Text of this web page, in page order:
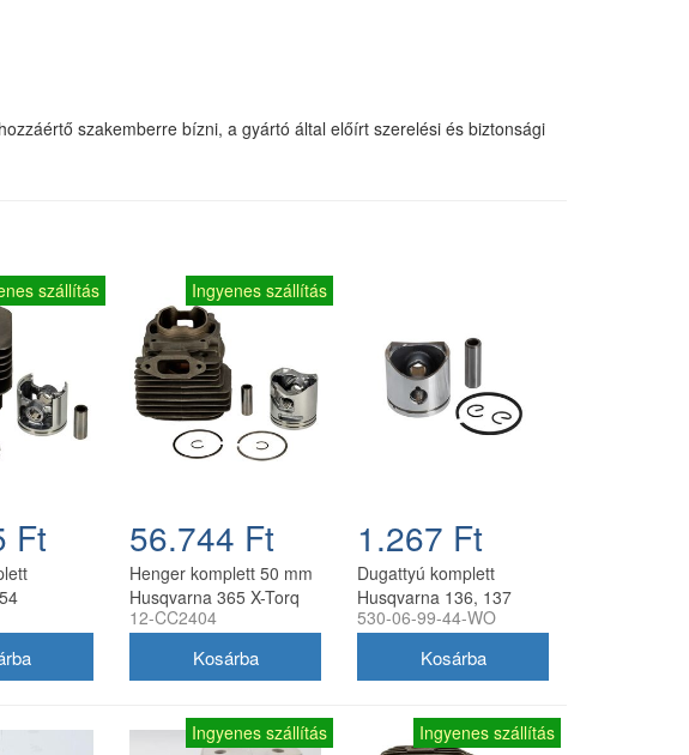
szakemberre bízni, a gyártó által előírt szerelési és biztonsági
szállítás
Ft
mm
Ingyenes szállítás
56.744 Ft
Henger komplett 50 mm
Husqvarna 365 X-Torq
és Jonsered CS2166
utángyártott
12-CC2404
1.267 Ft
Dugattyú komplett
Husqvarna 136, 137
láncfűrészhez 38 mm
530-06-99-44-WO
Ingyenes szállítás Ingyenes szállítás